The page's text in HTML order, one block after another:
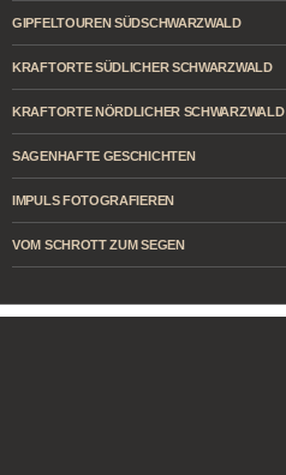
GIPFELTOUREN SÜDSCHWARZWALD
KRAFTORTE SÜDLICHER SCHWARZWALD
KRAFTORTE NÖRDLICHER SCHWARZWALD
SAGENHAFTE GESCHICHTEN
IMPULS FOTOGRAFIEREN
VOM SCHROTT ZUM SEGEN